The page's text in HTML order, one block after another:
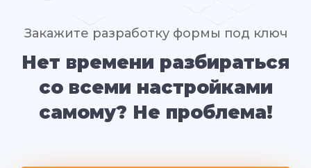
Закажите разработку формы под ключ
Нет времени разбираться
со всеми настройками
самому? Не проблема!